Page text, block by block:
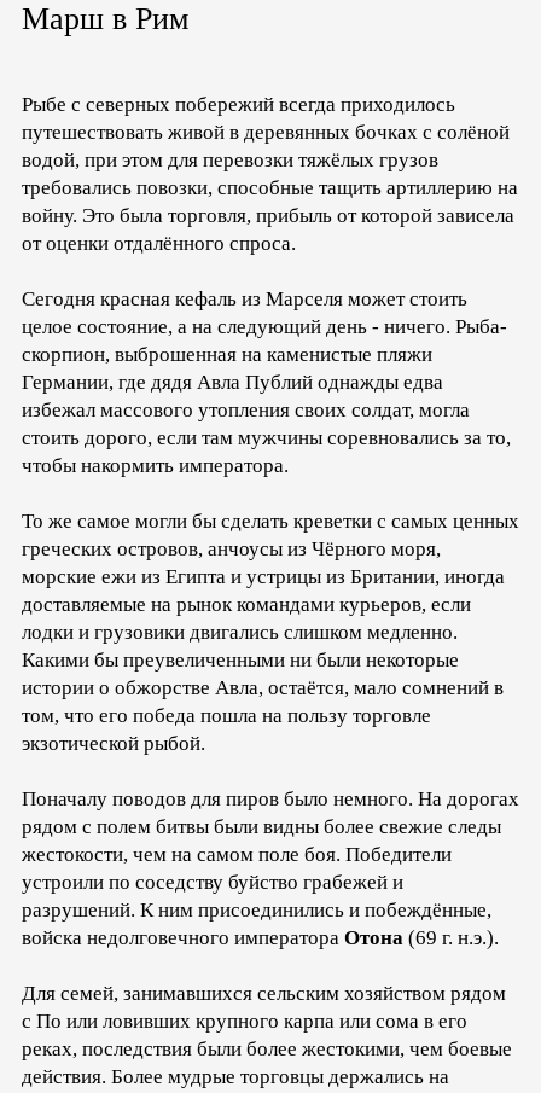
Марш в Рим
Рыбе с северных побережий всегда приходилось
путешествовать живой в деревянных бочках с солёной
водой, при этом для перевозки тяжёлых грузов
требовались повозки, способные тащить артиллерию на
войну. Это была торговля, прибыль от которой зависела
от оценки отдалённого спроса.
Сегодня красная кефаль из Марселя может стоить
целое состояние, а на следующий день - ничего. Рыба-
скорпион, выброшенная на каменистые пляжи
Германии, где дядя Авла Публий однажды едва
избежал массового утопления своих солдат, могла
стоить дорого, если там мужчины соревновались за то,
чтобы накормить императора.
То же самое могли бы сделать креветки с самых ценных
греческих островов, анчоусы из Чёрного моря,
морские ежи из Египта и устрицы из Британии, иногда
доставляемые на рынок командами курьеров, если
лодки и грузовики двигались слишком медленно.
Какими бы преувеличенными ни были некоторые
истории о обжорстве Авла, остаётся, мало сомнений в
том, что его победа пошла на пользу торговле
экзотической рыбой.
Поначалу поводов для пиров было немного. На дорогах
рядом с полем битвы были видны более свежие следы
жестокости, чем на самом поле боя. Победители
устроили по соседству буйство грабежей и
разрушений. К ним присоединились и побеждённые,
войска недолговечного императора Отона (69 г. н.э.).
Для семей, занимавшихся сельским хозяйством рядом
с По или ловивших крупного карпа или сома в его
реках, последствия были более жестокими, чем боевые
действия. Более мудрые торговцы держались на